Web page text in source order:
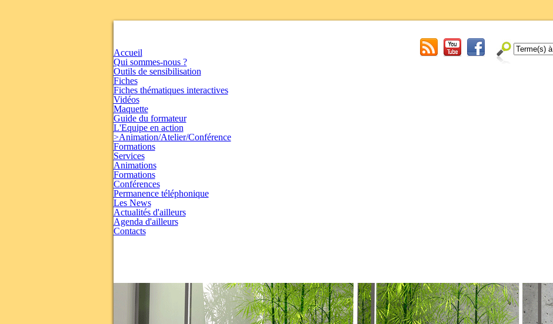
Accueil
Qui sommes-nous ?
Outils de sensibilisation
Fiches
Fiches thématiques interactives
Vidéos
Maquette
Guide du formateur
L'Equipe en action
>Animation/Atelier/Conférence
Formations
Services
Animations
Formations
Conférences
Permanence téléphonique
Les News
Actualités d'ailleurs
Agenda d'ailleurs
Contacts